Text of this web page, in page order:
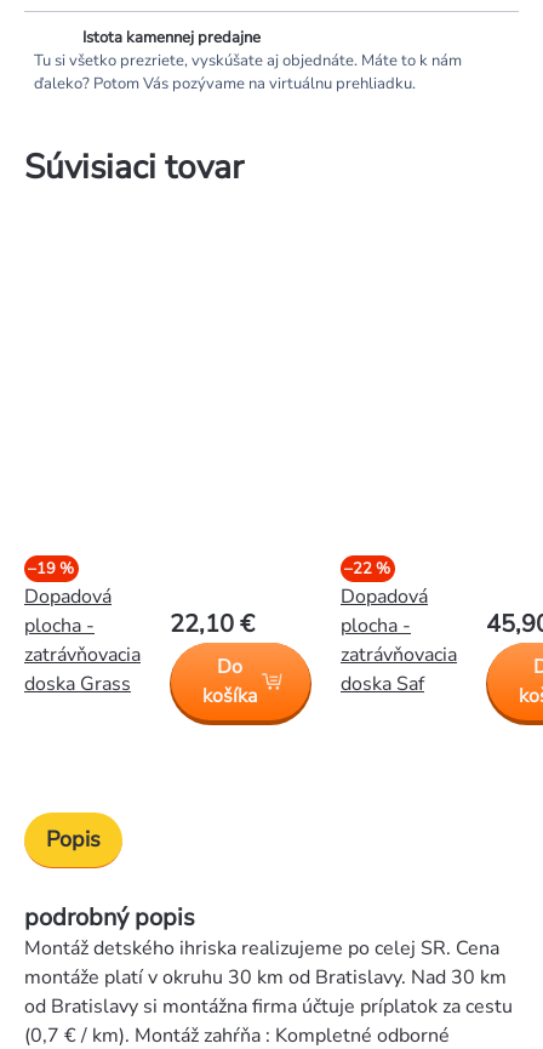
Istota kamennej predajne
Tu si všetko prezriete, vyskúšate aj objednáte. Máte to k nám
ďaleko? Potom Vás pozývame na virtuálnu prehliadku.
Súvisiaci tovar
–19 %
Dopadová
plocha -
zatrávňovacia
doska Grass
22,10 €
Do
košíka
–22 %
Dopadová
plocha -
zatrávňovacia
doska Saf
Popis
podrobný popis
Montáž detského ihriska realizujeme po celej SR. Cena
montáže platí v okruhu 30 km od Bratislavy. Nad 30 km
od Bratislavy si montážna firma účtuje príplatok za cestu
(0,7 € / km). Montáž zahŕňa : Kompletné odborné